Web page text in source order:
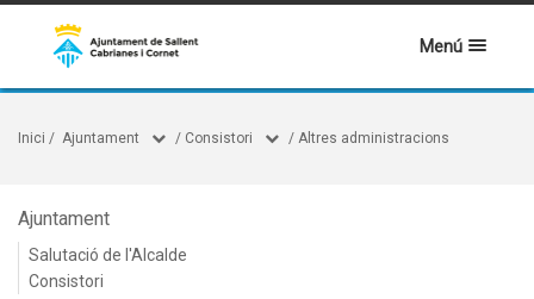
Menú
Inici / Ajuntament / Consistori / Altres administracions
Ajuntament
Salutació de l'Alcalde
Consistori